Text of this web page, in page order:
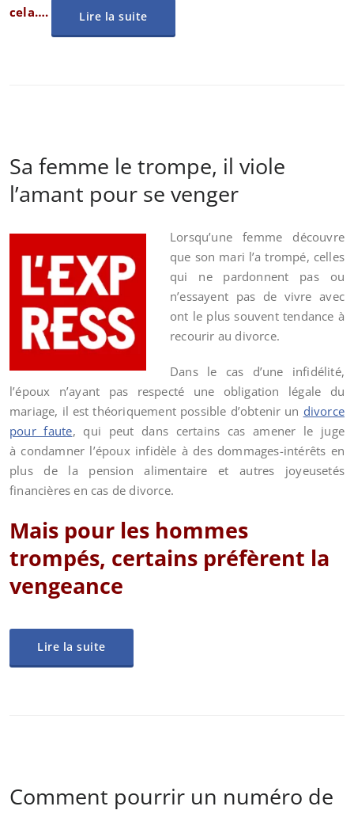
cela…. Lire la suite
Sa femme le trompe, il viole
l’amant pour se venger
Lorsqu’une femme découvre
que son mari l’a trompé, celles
qui ne pardonnent pas ou
n’essayent pas de vivre avec
ont le plus souvent tendance à
recourir au divorce.
Dans le cas d’une infidélité,
l’époux n’ayant pas respecté une obligation légale du
mariage, il est théoriquement possible d’obtenir un divorce
pour faute, qui peut dans certains cas amener le juge
à condamner l’époux infidèle à des dommages-intérêts en
plus de la pension alimentaire et autres joyeusetés
financières en cas de divorce.
Mais pour les hommes
trompés, certains préfèrent la
vengeance
Lire la suite
Comment pourrir un numéro de